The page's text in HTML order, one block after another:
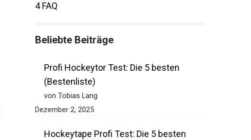
FAQ
Beliebte Beiträge
Profi Hockeytor Test: Die 5 besten
(Bestenliste)
von Tobias Lang
Dezember 2, 2025
Hockeytape Profi Test: Die 5 besten